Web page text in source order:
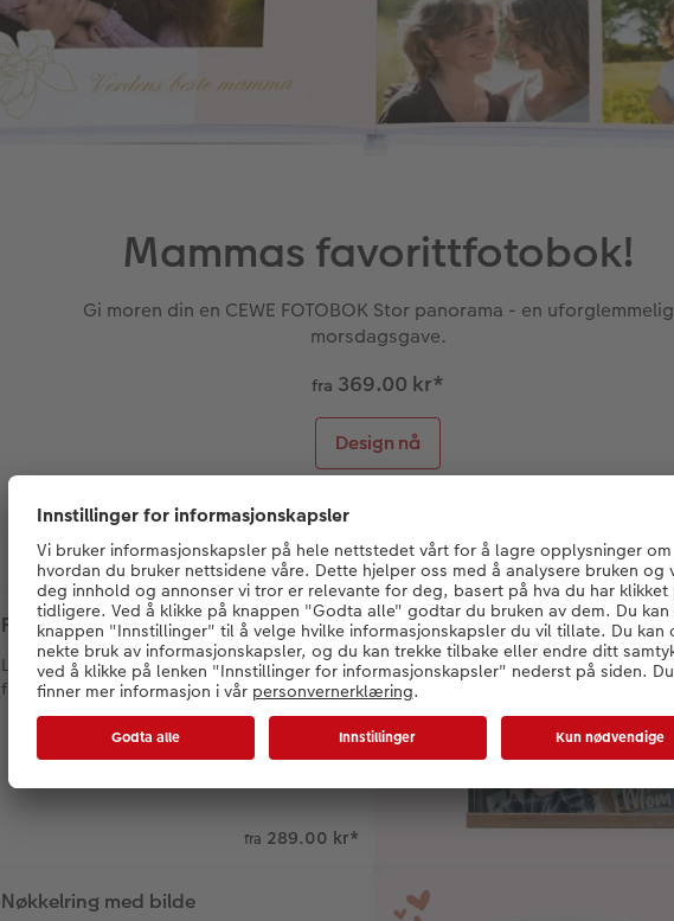
Mammas favorittfotobok!
Gi moren din en CEWE FOTOBOK Stor panorama - en uforglemmelig
morsdagsgave.
fra 369.00 kr*
Design nå
Fotomagneter
Lag dine egne magneter til kjøleskapet med
favorittbildene
fra 289.00 kr*
Nøkkelring med bilde